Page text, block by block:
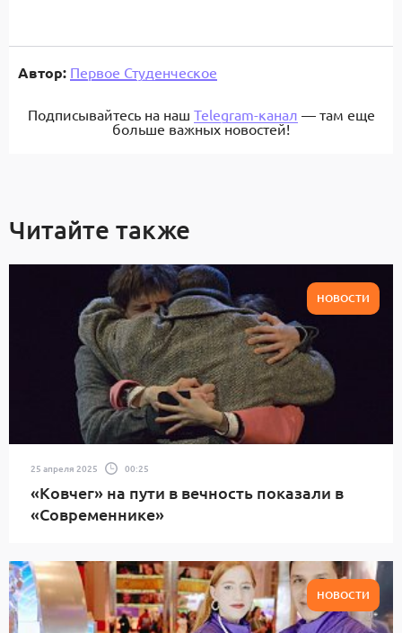
Автор: Первое Студенческое
Подписывайтесь на наш Telegram-канал — там еще
больше важных новостей!
Читайте также
НОВОСТИ
25 апреля 2025 00:25
«Ковчег» на пути в вечность показали в
«Современнике»
НОВОСТИ